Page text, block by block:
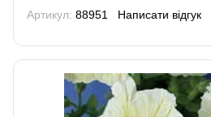
Артикул: 88951 Написати відгук